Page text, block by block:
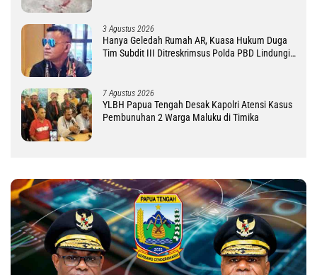
3 Agustus 2026
Hanya Geledah Rumah AR, Kuasa Hukum Duga
Tim Subdit III Ditreskrimsus Polda PBD Lindungi
7 Agustus 2026
YLBH Papua Tengah Desak Kapolri Atensi Kasus
Pembunuhan 2 Warga Maluku di Timika